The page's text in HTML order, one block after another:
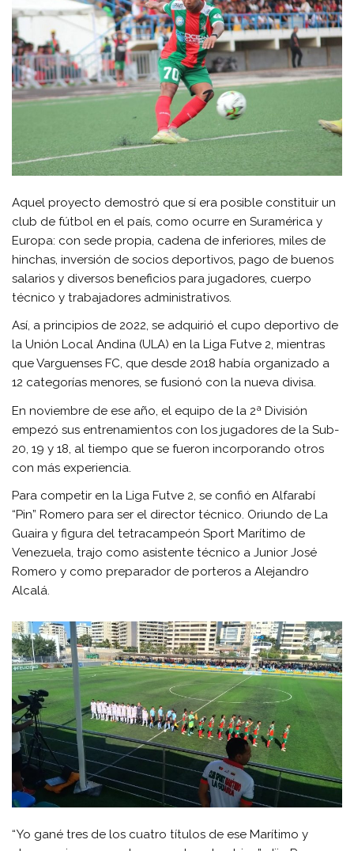
Aquel proyecto demostró que sí era posible constituir un
club de fútbol en el país, como ocurre en Suramérica y
Europa: con sede propia, cadena de inferiores, miles de
hinchas, inversión de socios deportivos, pago de buenos
salarios y diversos beneficios para jugadores, cuerpo
técnico y trabajadores administrativos.
Así, a principios de 2022, se adquirió el cupo deportivo de
la Unión Local Andina (ULA) en la Liga Futve 2, mientras
que Varguenses FC, que desde 2018 había organizado a
12 categorías menores, se fusionó con la nueva divisa.
En noviembre de ese año, el equipo de la 2ª División
empezó sus entrenamientos con los jugadores de la Sub-
20, 19 y 18, al tiempo que se fueron incorporando otros
con más experiencia.
Para competir en la Liga Futve 2, se confió en Alfarabí
“Pin” Romero para ser el director técnico. Oriundo de La
Guaira y figura del tetracampeón Sport Marítimo de
Venezuela, trajo como asistente técnico a Junior José
Romero y como preparador de porteros a Alejandro
Alcalá.
“Yo gané tres de los cuatro títulos de ese Marítimo y